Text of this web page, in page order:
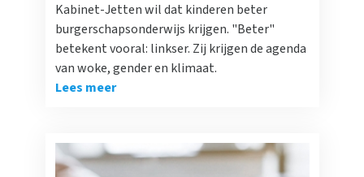
Kabinet-Jetten wil dat kinderen beter
burgerschapsonderwijs krijgen. "Beter"
betekent vooral: linkser. Zij krijgen de agenda
van woke, gender en klimaat.
Lees meer